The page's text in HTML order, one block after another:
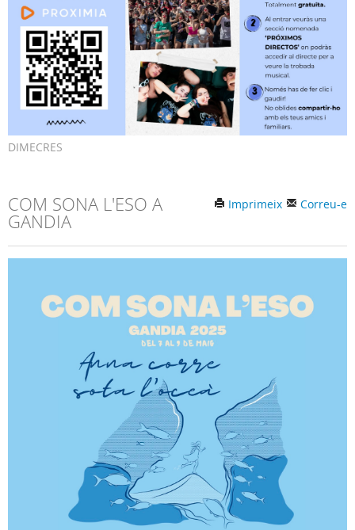
DIMECRES
Correu-e
Imprimeix
COM SONA L'ESO A
GANDIA